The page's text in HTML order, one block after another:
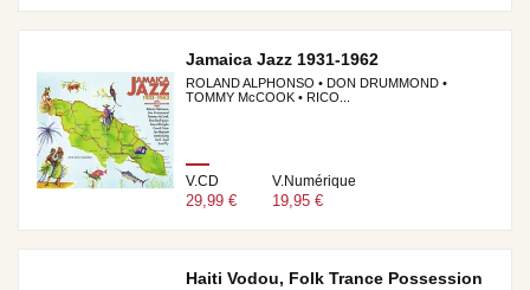
Jamaica Jazz 1931-1962
ROLAND ALPHONSO • DON DRUMMOND •
TOMMY McCOOK • RICO...
V.CD
29,99 €
V.Numérique
19,95 €
Haiti Vodou, Folk Trance Possession